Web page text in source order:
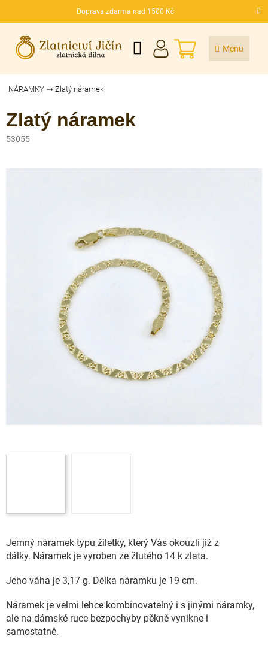
Doprava zdarma nad 1500 Kč
CZK
NÁKUPNÍ
KOŠÍK
NÁRAMKY Zlatý náramek
Zlatý náramek
53055
Jemný náramek typu žiletky, který Vás okouzlí již z
dálky. Náramek je vyroben ze žlutého 14 k zlata.
Jeho váha je 3,17 g. Délka náramku je 19 cm.
Náramek je velmi lehce kombinovatelný i s jinými náramky,
ale na dámské ruce bezpochyby pěkně vynikne i
samostatně.